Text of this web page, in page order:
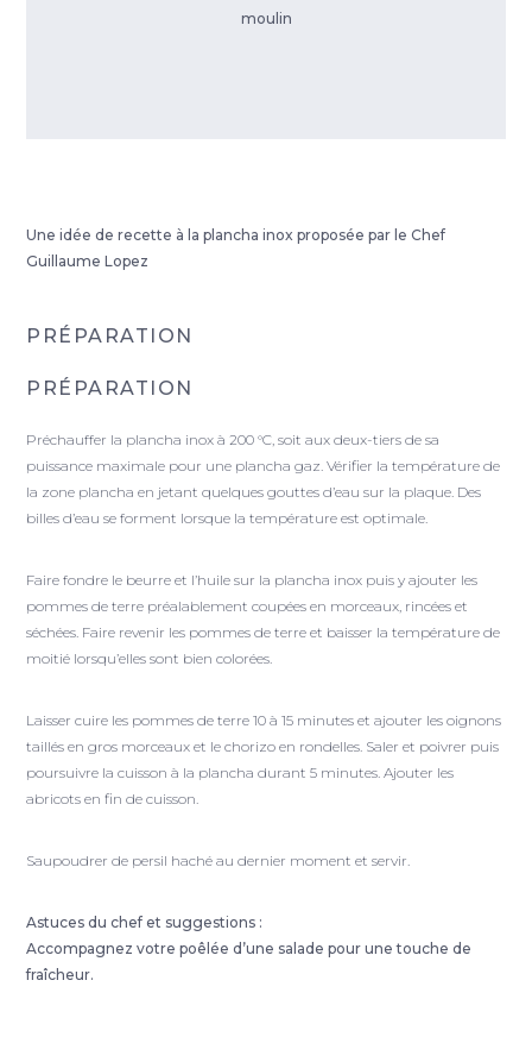
moulin
Une idée de recette à la plancha inox proposée par le Chef
Guillaume Lopez
PRÉPARATION
PRÉPARATION
Préchauffer la plancha inox à 200 °C, soit aux deux-tiers de sa
puissance maximale pour une plancha gaz. Vérifier la température de
la zone plancha en jetant quelques gouttes d’eau sur la plaque. Des
billes d’eau se forment lorsque la température est optimale.
Faire fondre le beurre et l’huile sur la plancha inox puis y ajouter les
pommes de terre préalablement coupées en morceaux, rincées et
séchées. Faire revenir les pommes de terre et baisser la température de
moitié lorsqu’elles sont bien colorées.
Laisser cuire les pommes de terre 10 à 15 minutes et ajouter les oignons
taillés en gros morceaux et le chorizo en rondelles. Saler et poivrer puis
poursuivre la cuisson à la plancha durant 5 minutes. Ajouter les
abricots en fin de cuisson.
Saupoudrer de persil haché au dernier moment et servir.
Astuces du chef et suggestions :
Accompagnez votre poêlée d’une salade pour une touche de
fraîcheur.